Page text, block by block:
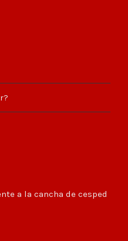
a la cancha de cesped